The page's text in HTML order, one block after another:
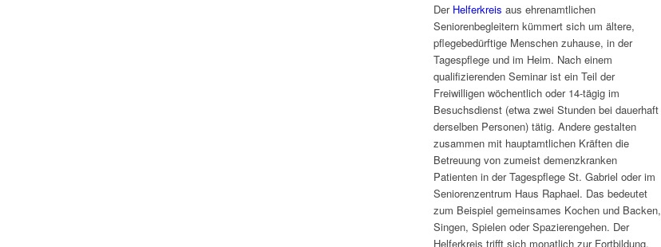
Der Helferkreis aus ehrenamtlichen
Seniorenbegleitern kümmert sich um ältere,
pflegebedürftige Menschen zuhause, in der
Tagespflege und im Heim. Nach einem
qualifizierenden Seminar ist ein Teil der
Freiwilligen wöchentlich oder 14-tägig im
Besuchsdienst (etwa zwei Stunden bei dauerhaft
derselben Personen) tätig. Andere gestalten
zusammen mit hauptamtlichen Kräften die
Betreuung von zumeist demenzkranken
Patienten in der Tagespflege St. Gabriel oder im
Seniorenzentrum Haus Raphael. Das bedeutet
zum Beispiel gemeinsames Kochen und Backen,
Singen, Spielen oder Spazierengehen. Der
Helferkreis trifft sich monatlich zur Fortbildung,